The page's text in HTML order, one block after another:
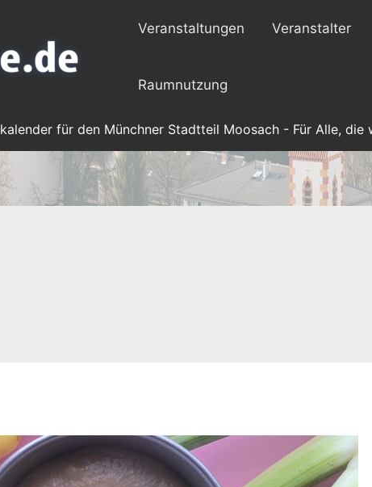
Veranstaltungen Veranstalter
Raumnutzung
für den Münchner Stadtteil Moosach - Für Alle,